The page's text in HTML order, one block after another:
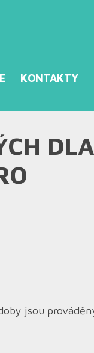
KONTAKTY
jsou